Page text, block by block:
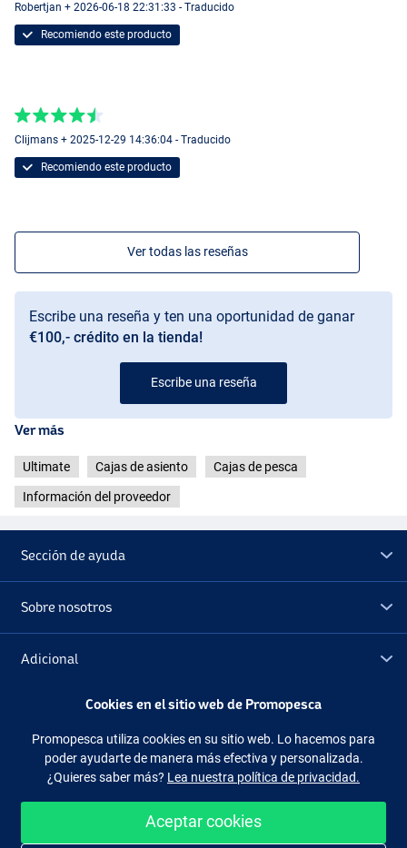
Robertjan + 2026-06-18 22:31:33 - Traducido
Recomiendo este producto
Clijmans + 2025-12-29 14:36:04 - Traducido
Recomiendo este producto
Ver todas las reseñas
Escribe una reseña y ten una oportunidad de ganar
€100,- crédito en la tienda!
Escribe una reseña
Ver más
Ultimate Cajas de asiento Cajas de pesca
Información del proveedor
Sección de ayuda
Sobre nosotros
Adicional
Síguenos Facebook Instagram
Cookies en el sitio web de Promopesca
Promopesca utiliza cookies en su sitio web. Lo hacemos para
poder ayudarte de manera más efectiva y personalizada.
¿Quieres saber más? Lea nuestra política de privacidad.
Aceptar cookies